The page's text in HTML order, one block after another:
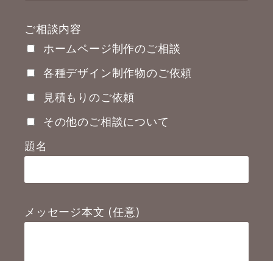
ご相談内容
ホームページ制作のご相談
各種デザイン制作物のご依頼
見積もりのご依頼
その他のご相談について
題名
メッセージ本文 (任意)